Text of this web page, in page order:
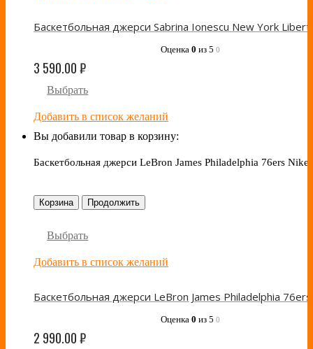
Оценка 0 из 5 0
3 590.00₽
Выбрать
Добавить в список желаний
Вы добавили товар в корзину:
Баскетбольная джерси LeBron James Philadelphia 76ers Nike
Корзина Продолжить
Выбрать
Добавить в список желаний
Оценка 0 из 5 0
2 990.00₽